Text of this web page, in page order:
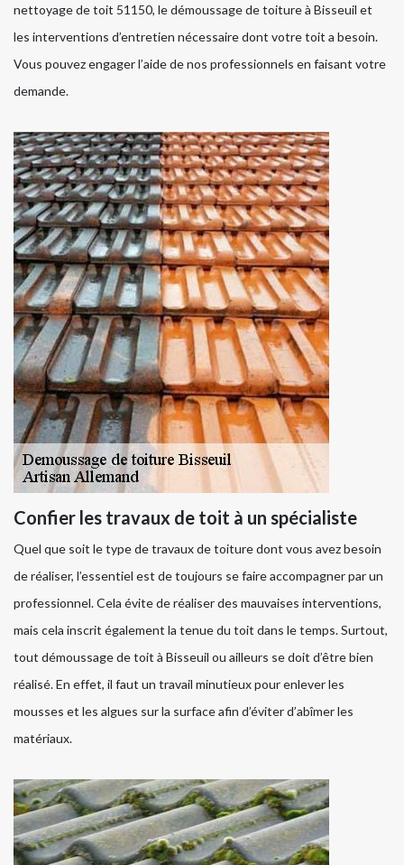
nettoyage de toit 51150, le démoussage de toiture à Bisseuil et
les interventions d’entretien nécessaire dont votre toit a besoin.
Vous pouvez engager l’aide de nos professionnels en faisant votre
demande.
Confier les travaux de toit à un spécialiste
Quel que soit le type de travaux de toiture dont vous avez besoin
de réaliser, l’essentiel est de toujours se faire accompagner par un
professionnel. Cela évite de réaliser des mauvaises interventions,
mais cela inscrit également la tenue du toit dans le temps. Surtout,
tout démoussage de toit à Bisseuil ou ailleurs se doit d’être bien
réalisé. En effet, il faut un travail minutieux pour enlever les
mousses et les algues sur la surface afin d’éviter d’abîmer les
matériaux.